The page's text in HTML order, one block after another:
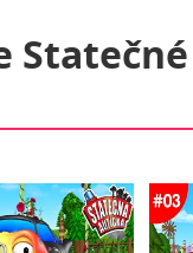
Statečné